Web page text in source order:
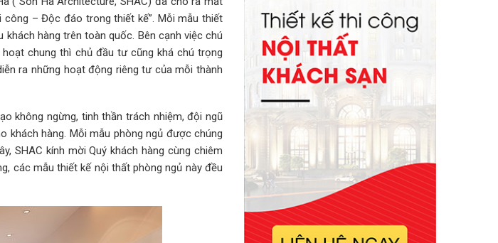
– Độc đáo trong thiết kế”. Mỗi mẫu thiết
hàng trên toàn quốc. Bên cạnh việc chú
chung thì chủ đầu tư cũng khá chú trọng
ra những hoạt động riêng tư của mỗi thành
không ngừng, tinh thần trách nhiệm, đội ngũ
khách hàng. Mỗi mẫu phòng ngủ được chúng
SHAC kính mời Quý khách hàng cùng chiêm
các mẫu thiết kế nội thất phòng ngủ này đều